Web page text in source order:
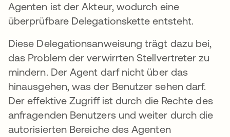
Agenten ist der Akteur, wodurch eine
überprüfbare Delegationskette entsteht.
Diese Delegationsanweisung trägt dazu bei,
das Problem der verwirrten Stellvertreter zu
mindern. Der Agent darf nicht über das
hinausgehen, was der Benutzer sehen darf.
Der effektive Zugriff ist durch die Rechte des
anfragenden Benutzers und weiter durch die
autorisierten Bereiche des Agenten